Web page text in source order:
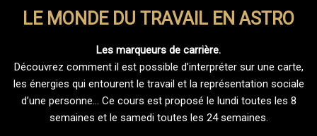
LE MONDE DU TRAVAIL EN ASTRO
Les marqueurs de carrière.
Découvrez comment il est possible d’interpréter sur une carte,
les énergies qui entourent le travail et la représentation sociale
d’une personne… Ce cours est proposé le lundi toutes les 8
semaines et le samedi toutes les 24 semaines.